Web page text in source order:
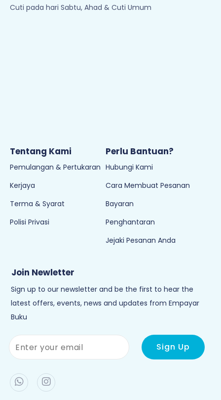
Cuti pada hari Sabtu, Ahad & Cuti Umum
Tentang Kami
Pemulangan & Pertukaran
Kerjaya
Terma & Syarat
Polisi Privasi
Perlu Bantuan?
Hubungi Kami
Cara Membuat Pesanan
Bayaran
Penghantaran
Jejaki Pesanan Anda
Join Newletter
Sign up to our newsletter and be the first to hear the
latest offers, events, news and updates from Empayar
Buku